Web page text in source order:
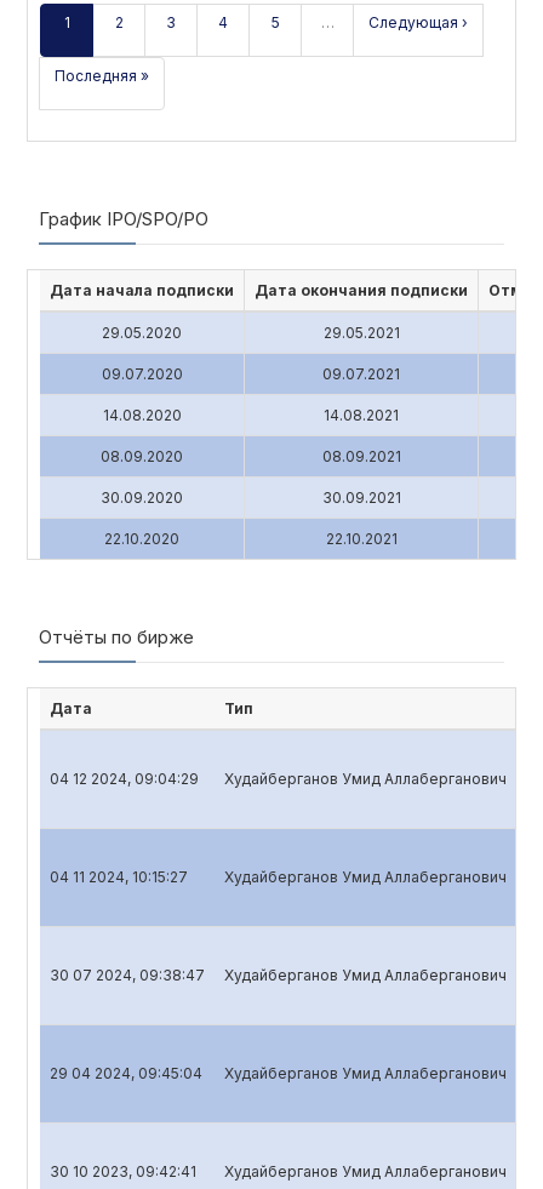
1 2 3 4 5 … Следующая ›
Последняя »
График IPO/SPO/PO
Дата начала подписки Дата окончания подписки
29.05.2020 29.05.2021
09.07.2020 09.07.2021
14.08.2020 14.08.2021
08.09.2020 08.09.2021
30.09.2020 30.09.2021
22.10.2020 22.10.2021
Отчёты по бирже
Дата Тип
04 12 2024, 09:04:29 Худайберганов Умид Аллаберганович
04 11 2024, 10:15:27 Худайберганов Умид Аллаберганович
30 07 2024, 09:38:47 Худайберганов Умид Аллаберганович
29 04 2024, 09:45:04 Худайберганов Умид Аллаберганович
30 10 2023, 09:42:41 Худайберганов Умид Аллаберганович